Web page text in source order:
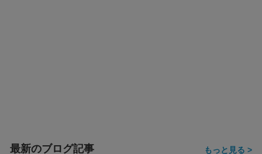
最新のブログ記事 もっと見る >